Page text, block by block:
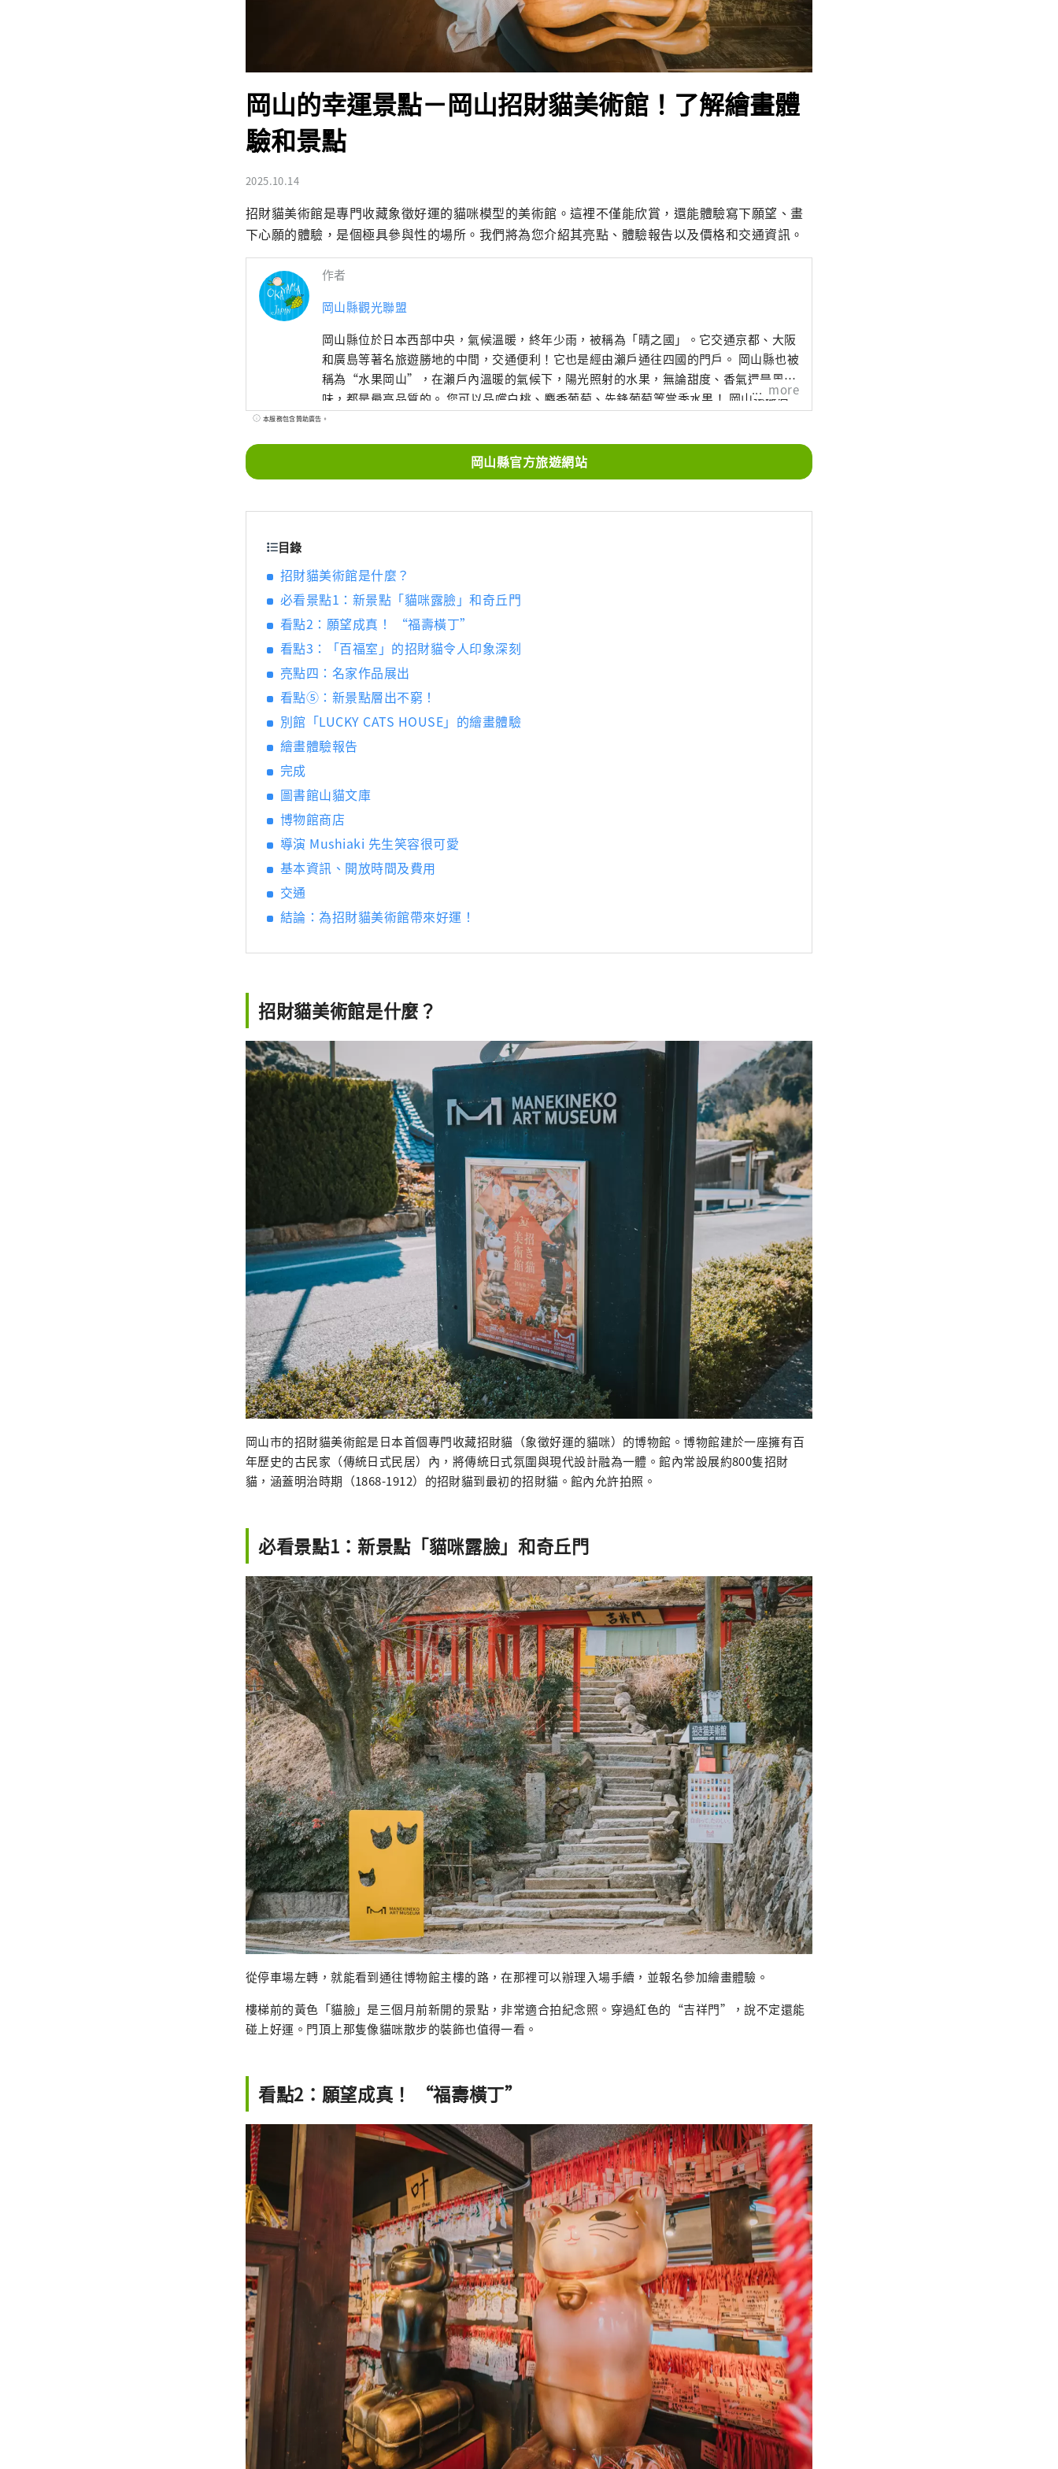
岡山的幸運景點－岡山招財貓美術館！了解繪畫體
驗和景點
2025.10.14
招財貓美術館是專門收藏象徵好運的貓咪模型的美術館。這裡不僅能欣賞，還能體驗寫下願望、畫
下心願的體驗，是個極具參與性的場所。我們將為您介紹其亮點、體驗報告以及價格和交通資訊。
作者
岡山縣觀光聯盟
岡山縣位於日本西部中央，氣候溫暖​​，終年少雨，被稱為「晴之國」。它交通京都、大阪
和廣島等著名旅遊勝地的中間，交通便利！它也是經由瀨戶通往四國的門戶。 岡山縣也被
稱為“水果岡山”，在瀨戶內溫暖的氣候下，陽光照射的水果，無論甜度、香氣還是風
味，都是最高品質的。 您可以品嚐白桃、麝香葡萄、先鋒葡萄等當季水果！ 岡山還擁有
世界級的旅遊景點，包括岡山城、日本三大名園之一的岡山後樂園以及擁有歷史、文化和
more
本服務包含贊助廣告。
岡山縣官方旅遊網站
目錄
招財貓美術館是什麼？
必看景點1：新景點「貓咪露臉」和奇丘門
看點2：願望成真！ “福壽橫丁”
看點3：「百福室」的招財貓令人印象深刻
亮點四：名家作品展出
看點⑤：新景點層出不窮！
別館「LUCKY CATS HOUSE」的繪畫體驗
繪畫體驗報告
完成
圖書館山貓文庫
博物館商店
導演 Mushiaki 先生笑容很可愛
基本資訊、開放時間及費用
交通
結論：為招財貓美術館帶來好運！
招財貓美術館是什麼？
岡山市的招財貓美術館是日本首個專門收藏招財貓（象徵好運的貓咪）的博物館。博物館建於一座擁有百
年歷史的古民家（傳統日式民居）內，將傳統日式氛圍與現代設計融為一體。館內常設展約800隻招財
貓，涵蓋明治時期（1868-1912）的招財貓到最初的招財貓。館內允許拍照。
必看景點1：新景點「貓咪露臉」和奇丘門
從停車場左轉，就能看到通往博物館主樓的路，在那裡可以辦理入場手續，並報名參加繪畫體驗。
樓梯前的黃色「貓臉」是三個月前新開的景點，非常適合拍紀念照。穿過紅色的“吉祥門”，說不定還能
碰上好運。門頂上那隻像貓咪散步的裝飾也值得一看。
看點2：願望成真！ “福壽橫丁”